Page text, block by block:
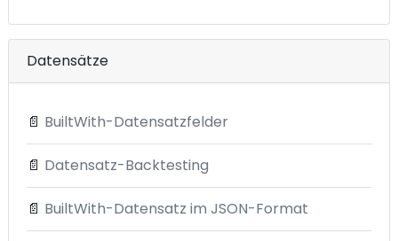
Datensätze
📄 BuiltWith-Datensatzfelder
📄 Datensatz-Backtesting
📄 BuiltWith-Datensatz im JSON-Format